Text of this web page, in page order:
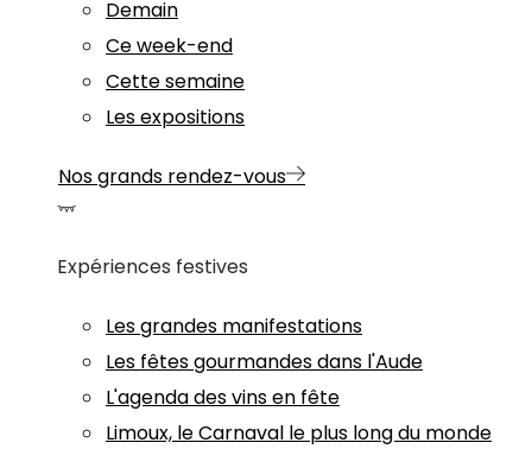
Demain
Ce week-end
Cette semaine
Les expositions
Nos grands rendez-vous
Expériences festives
Les grandes manifestations
Les fêtes gourmandes dans l'Aude
L'agenda des vins en fête
Limoux, le Carnaval le plus long du monde